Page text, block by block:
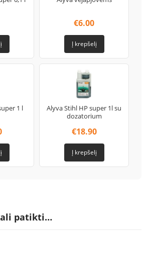
€6.00
Į krepšelį
1 l
Alyva Stihl HP super 1l su
dozatorium
€18.90
Į krepšelį
patikti…